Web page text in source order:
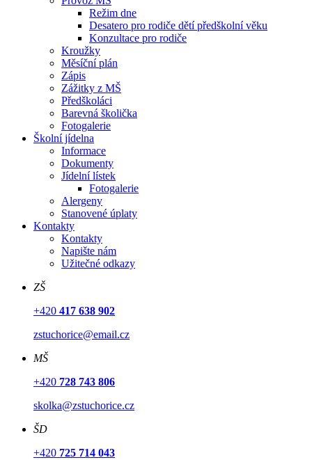
Režim dne
Desatero pro rodiče dětí předškolní věku
Konzultace pro rodiče
Kroužky
Měsíční plán
Zápis
Zážitky z MŠ
Předškoláci
Barevná školička
Fotogalerie
Školní jídelna
Informace
Dokumenty
Jídelní lístek
Fotogalerie
Alergeny
Stanovené úplaty
Kontakty
Kontakty
Napište nám
Užitečné odkazy
ZŠ
+420 417 638 902
zstuchorice@email.cz
MŠ
+420 728 743 806
skolka@zstuchorice.cz
ŠD
+420 725 714 043